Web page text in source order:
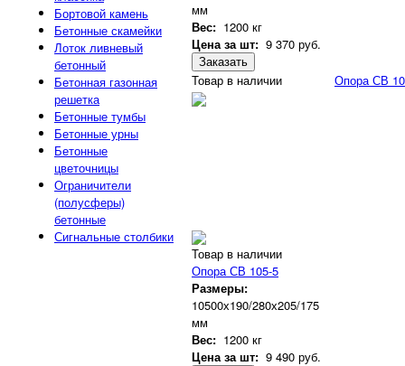
Бортовой камень
Бетонные скамейки
Лоток ливневый
бетонный
Бетонная газонная
решетка
Бетонные тумбы
Бетонные урны
Бетонные
цветочницы
Ограничители
(полусферы)
бетонные
Сигнальные столбики
мм
Вес: 1200 кг
Цена за шт: 9 370 руб.
Заказать
Товар в наличии Опора СВ
Товар в наличии
Опора СВ 105-5
Размеры:
10500х190/280х205/175
мм
Вес: 1200 кг
Цена за шт: 9 490 руб.